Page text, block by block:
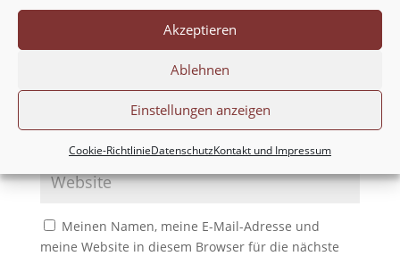
Akzeptieren
Ablehnen
Einstellungen anzeigen
Cookie-RichtlinieDatenschutzKontakt und Impressum
Meinen Namen, meine E-Mail-Adresse und
meine Website in diesem Browser für die nächste